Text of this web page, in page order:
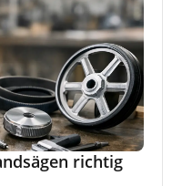
richtig